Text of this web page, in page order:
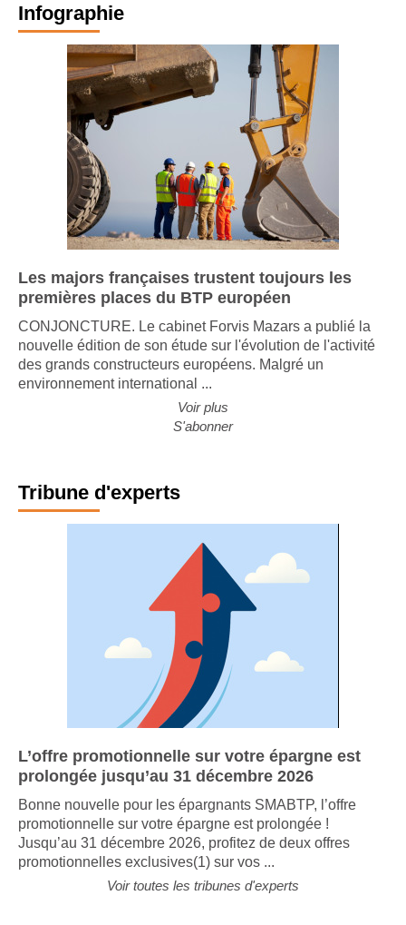
Infographie
Les majors françaises trustent toujours les
premières places du BTP européen
CONJONCTURE. Le cabinet Forvis Mazars a publié la
nouvelle édition de son étude sur l'évolution de l'activité
des grands constructeurs européens. Malgré un
environnement international ...
Voir plus
S'abonner
Tribune d'experts
L’offre promotionnelle sur votre épargne est
prolongée jusqu’au 31 décembre 2026
Bonne nouvelle pour les épargnants SMABTP, l’offre
promotionnelle sur votre épargne est prolongée !
Jusqu’au 31 décembre 2026, profitez de deux offres
promotionnelles exclusives(1) sur vos ...
Voir toutes les tribunes d'experts